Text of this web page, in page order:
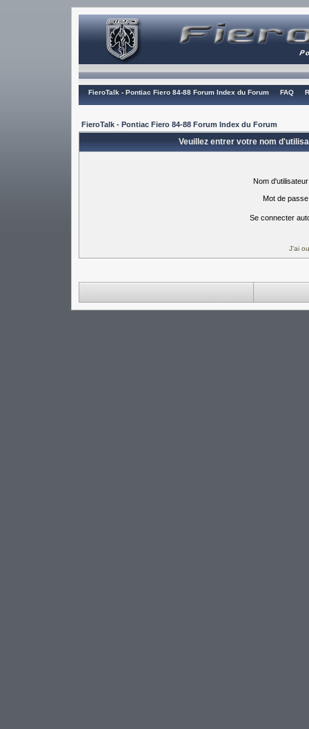
FieroTalk - Pontiac Fiero 84-88 Forum Index du Forum FAQ
FieroTalk - Pontiac Fiero 84-88 Forum Index du Forum
Veuillez entrer votre nom
Nom
Mot de
Se connecter
J'ai